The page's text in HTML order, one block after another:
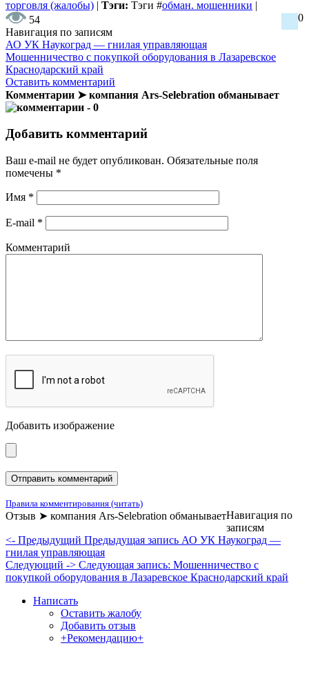
торговля (жалобы) | Тэги: Тэги #обман. мошенники |
54
0
Навигация по записям
АО УК Наукоград — гнилая управляющая
Мошенничество с покупкой оборудования в Лазаревское
Краснодарский край
Оставить комментарий
Комментарии ➤ компания Ars-Selebration обманывает
- 0
Добавить комментарий
Ваш e-mail не будет опубликован. Обязательные поля
помечены *
Имя *
E-mail *
Комментарий
Добавить изображение
Правила комментирования (читать)
Отзыв ➤ компания Ars-Selebration обманываетНавигация по
записям
<- Предыдущий Предыдущая запись АО УК Наукоград —
гнилая управляющая
Следующий -> Следующая запись: Мошенничество с
покупкой оборудования в Лазаревское Краснодарский край
Написать
Оставить жалобу
Добавить отзыв
+Рекомендацию+